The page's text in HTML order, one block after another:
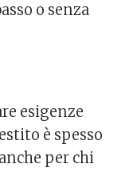
o senza
esigenze
è spesso
per chi